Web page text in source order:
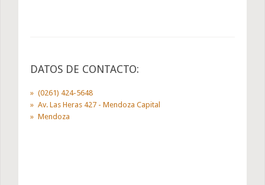
DATOS DE CONTACTO:
(0261) 424-5648
Av. Las Heras 427 - Mendoza Capital
Mendoza